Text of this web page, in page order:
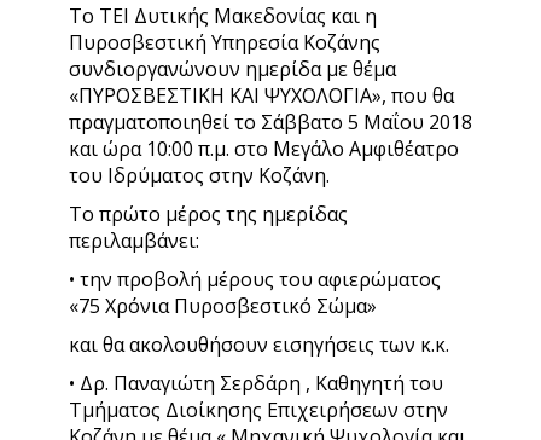
Το ΤΕΙ Δυτικής Μακεδονίας και η
Πυροσβεστική Υπηρεσία Κοζάνης
συνδιοργανώνουν ημερίδα με θέμα
«ΠΥΡΟΣΒΕΣΤΙΚΗ ΚΑΙ ΨΥΧΟΛΟΓΙΑ», που θα
πραγματοποιηθεί το Σάββατο 5 Μαΐου 2018
και ώρα 10:00 π.μ. στο Μεγάλο Αμφιθέατρο
του Ιδρύματος στην Κοζάνη.
Το πρώτο μέρος της ημερίδας
περιλαμβάνει:
• την προβολή μέρους του αφιερώματος
«75 Χρόνια Πυροσβεστικό Σώμα»
και θα ακολουθήσουν εισηγήσεις των κ.κ.
• Δρ. Παναγιώτη Σερδάρη , Καθηγητή του
Τμήματος Διοίκησης Επιχειρήσεων στην